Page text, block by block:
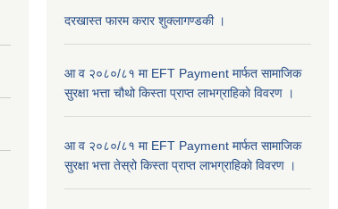
दरखास्त फारम करार शुक्लागण्डकी ।
आ व २०८०/८१ मा EFT Payment मार्फत सामाजिक
सुरक्षा भत्ता चौथो किस्ता प्राप्त लाभग्राहिकाे विवरण ।
आ व २०८०/८१ मा EFT Payment मार्फत सामाजिक
सुरक्षा भत्ता तेस्रो किस्ता प्राप्त लाभग्राहिकाे विवरण ।